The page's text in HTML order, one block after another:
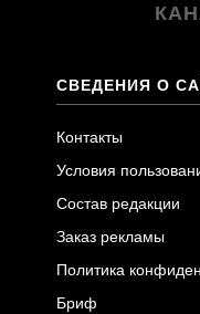
СВЕДЕНИЯ О
Контакты
Условия
Состав редакции
Заказ рекламы
Политика
Бриф